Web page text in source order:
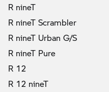
R nineT
R nineT Scrambler
R nineT Urban G/S
R nineT Pure
R 12
R 12 nineT